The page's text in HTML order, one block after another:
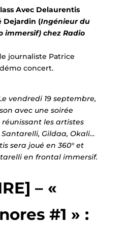
Avec Delaurentis
Dejardin (Ingénieur du
immersif) chez Radio
journaliste Patrice
concert.
vendredi 19 septembre,
avec une soirée
réunissant les artistes
Gildaa, Okali…
sera joué en 360° et
en frontal immersif.
– «
#1 » :